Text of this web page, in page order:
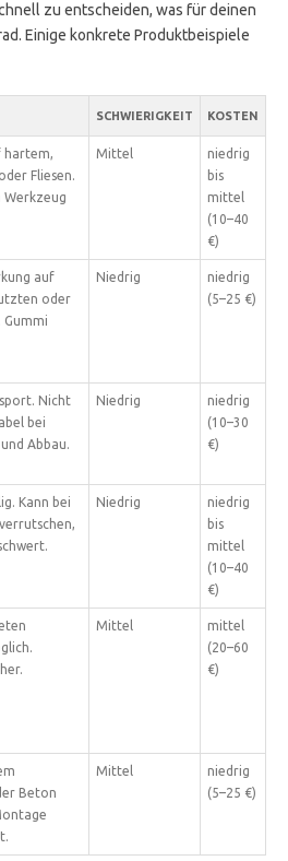
zu entscheiden, was für deinen
Einige konkrete Produktbeispiele
SCHWIERIGKEIT KOSTEN
hartem,
Fliesen.
Mittel
niedrig
bis
mittel
(10–40
€)
auf
oder
Gummi
Niedrig
niedrig
(5–25 €)
Nicht
bei
Abbau.
Niedrig
niedrig
(10–30
€)
Kann bei
Niedrig
niedrig
bis
mittel
(10–40
€)
Mittel
mittel
(20–60
€)
Beton
Mittel
niedrig
(5–25 €)